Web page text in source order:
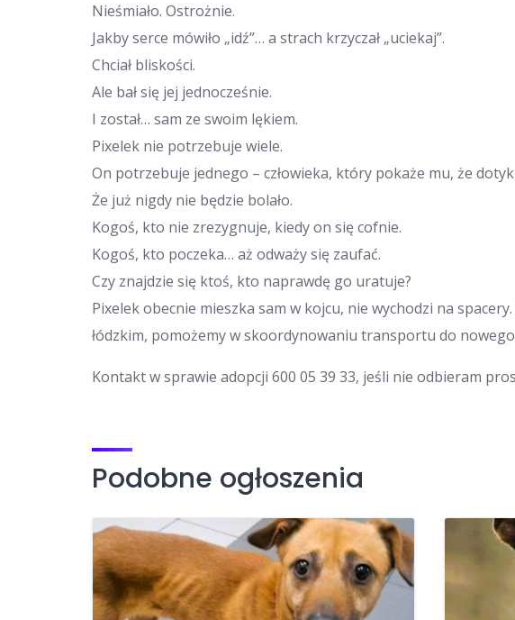
Nieśmiało. Ostrożnie.
Jakby serce mówiło „idź”… a strach krzyczał „uciekaj”.
Chciał bliskości.
Ale bał się jej jednocześnie.
I został… sam ze swoim lękiem.
Pixelek nie potrzebuje wiele.
On potrzebuje jednego – człowieka, który pokaże mu, że
Że już nigdy nie będzie bolało.
Kogoś, kto nie zrezygnuje, kiedy on się cofnie.
Kogoś, kto poczeka… aż odważy się zaufać.
Czy znajdzie się ktoś, kto naprawdę go uratuje?
Pixelek obecnie mieszka sam w kojcu, nie wychodzi na
łódzkim, pomożemy w skoordynowaniu transportu do
Kontakt w sprawie adopcji 600 05 39 33, jeśli nie odbieram
Podobne ogłoszenia